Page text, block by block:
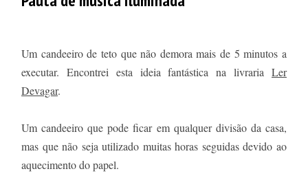
Um candeeiro de teto que não demora mais de 5 minutos a
executar. Encontrei esta ideia fantástica na livraria Ler
Devagar.
Um candeeiro que pode ficar em qualquer divisão da casa,
mas que não seja utilizado muitas horas seguidas devido ao
aquecimento do papel.